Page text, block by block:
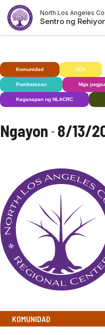
Laktawan
ang
nilalaman
North Los Angeles
Sentro ng
Komunidad DDS
Pambatasan Mga
Kaganapan ng NLACRC
Ngayon - 8/13/
KOMUNIDAD